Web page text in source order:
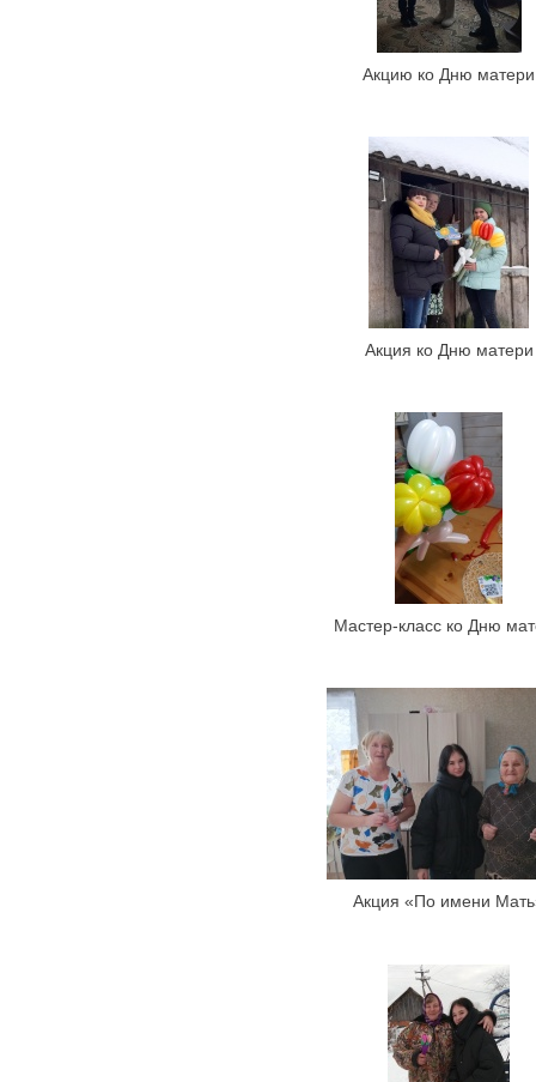
Акцию ко Дню матери
Акция ко Дню матери
Мастер-класс ко Дню
Акция «По имени